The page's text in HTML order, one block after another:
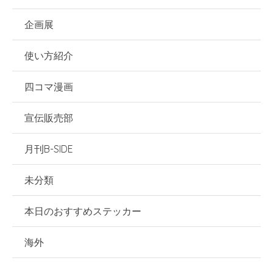
企画展
使い方紹介
四コマ漫画
宣伝販売部
月刊B-SIDE
未分類
本日のおすすめステッカー
海外